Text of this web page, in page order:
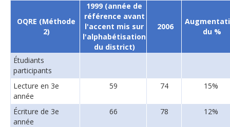
OQRE (Méthode
2)
1999 (année de
référence avant
l'accent mis sur
l'alphabétisation
du district)
2006
du %
Étudiants
participants
Lecture en 3e
année
59 74 15%
Écriture de 3e
année
66 78 12%